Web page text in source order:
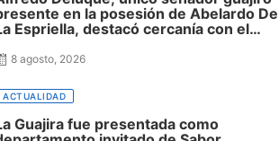
en la posesión de Abelardo De
Espriella, destacó cercanía con el
La Guajira
8 agosto, 2026
ACTUALIDAD
Guajira fue presentada como